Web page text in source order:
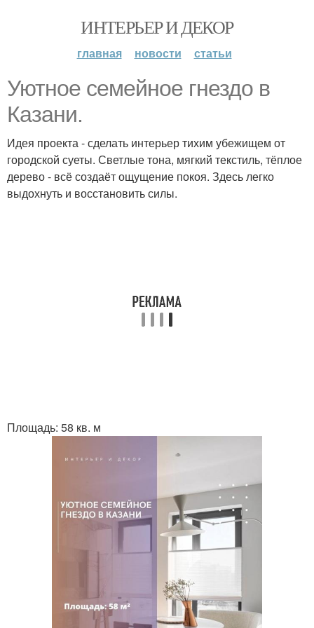
ИНТЕРЬЕР И ДЕКОР
главная новости статьи
Уютное семейное гнездо в
Казани.
Идея проекта - сделать интерьер тихим убежищем от
городской суеты. Светлые тона, мягкий текстиль, тёплое
дерево - всё создаёт ощущение покоя. Здесь легко
выдохнуть и восстановить силы.
Площадь: 58 кв. м